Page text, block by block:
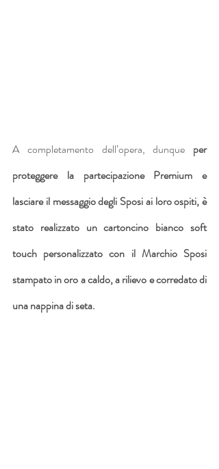
A completamento dell’opera, dunque per
proteggere la partecipazione Premium e
lasciare il messaggio degli Sposi ai loro ospiti, è
stato realizzato un cartoncino bianco soft
touch personalizzato con il Marchio Sposi
stampato in oro a caldo, a rilievo e corredato di
una nappina di seta.